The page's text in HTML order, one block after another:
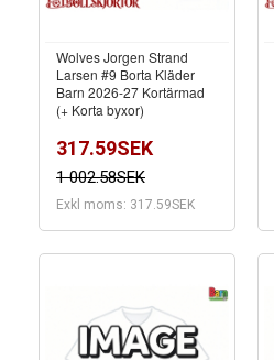
Wolves Jorgen Strand
Larsen #9 Borta Kläder
Barn 2026-27 Kortärmad
(+ Korta byxor)
317.59SEK
1 002.58SEK
Exkl moms: 317.59SEK